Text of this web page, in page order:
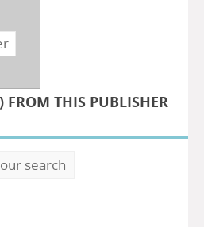
FROM THIS PUBLISHER
search